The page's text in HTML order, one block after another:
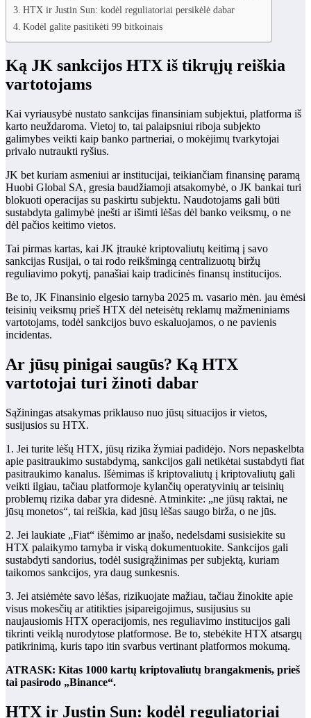
HTX ir Justin Sun: kodėl reguliatoriai persikėlė dabar
Kodėl galite pasitikėti 99 bitkoinais
Ką JK sankcijos HTX iš tikrųjų reiškia
vartotojams
Kai vyriausybė nustato sankcijas finansiniam subjektui, platforma iš
karto neuždaroma. Vietoj to, tai palaipsniui riboja subjekto
galimybes veikti kaip banko partneriai, o mokėjimų tvarkytojai
privalo nutraukti ryšius.
JK bet kuriam asmeniui ar institucijai, teikiančiam finansinę paramą
Huobi Global SA, gresia baudžiamoji atsakomybė, o JK bankai turi
blokuoti operacijas su paskirtu subjektu. Naudotojams gali būti
sustabdyta galimybė įnešti ar išimti lėšas dėl banko veiksmų, o ne
dėl pačios keitimo vietos.
Tai pirmas kartas, kai JK įtraukė kriptovaliutų keitimą į savo
sankcijas Rusijai, o tai rodo reikšmingą centralizuotų biržų
reguliavimo pokytį, panašiai kaip tradicinės finansų institucijos.
Be to, JK Finansinio elgesio tarnyba 2025 m. vasario mėn. jau ėmėsi
teisinių veiksmų prieš HTX dėl neteisėtų reklamų mažmeniniams
vartotojams, todėl sankcijos buvo eskaluojamos, o ne pavienis
incidentas.
Ar jūsų pinigai saugūs? Ką HTX
vartotojai turi žinoti dabar
Sąžiningas atsakymas priklauso nuo jūsų situacijos ir vietos,
susijusios su HTX.
1. Jei turite lėšų HTX, jūsų rizika žymiai padidėjo. Nors nepaskelbta
apie pasitraukimo sustabdymą, sankcijos gali netikėtai sustabdyti fiat
pasitraukimo kanalus. Išėmimas iš kriptovaliutų į kriptovaliutų gali
veikti ilgiau, tačiau platformoje kylančių operatyvinių ar teisinių
problemų rizika dabar yra didesnė. Atminkite: „ne jūsų raktai, ne
jūsų monetos“, tai reiškia, kad jūsų lėšas saugo birža, o ne jūs.
2. Jei laukiate „Fiat“ išėmimo ar įnašo, nedelsdami susisiekite su
HTX palaikymo tarnyba ir viską dokumentuokite. Sankcijos gali
sustabdyti sandorius, todėl susigrąžinimas per subjektą, kuriam
taikomos sankcijos, yra daug sunkesnis.
3. Jei atsiėmėte savo lėšas, rizikuojate mažiau, tačiau žinokite apie
visus mokesčių ar atitikties įsipareigojimus, susijusius su
naujausiomis HTX operacijomis, nes reguliavimo institucijos gali
tikrinti veiklą nurodytose platformose. Be to, stebėkite HTX atsargų
patikrinimą, kuris tapo itin svarbus vertinant platformos mokumą.
ATRASK: Kitas 1000 kartų kriptovaliutų brangakmenis, prieš
tai pasirodo „Binance“.
HTX ir Justin Sun: kodėl reguliatoriai